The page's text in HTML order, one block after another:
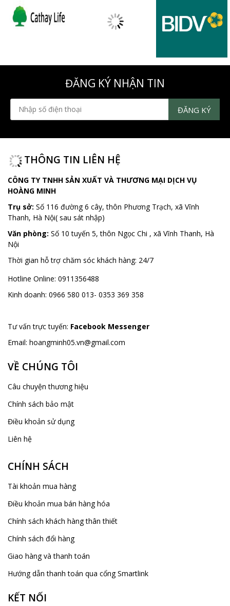
ĐĂNG KÝ NHẬN TIN
THÔNG TIN LIÊN HỆ
CÔNG TY TNHH SẢN XUẤT VÀ THƯƠNG MẠI DỊCH VỤ
HOÀNG MINH
Trụ sở: Số 116 đường 6 cây, thôn Phương Trạch, xã Vĩnh
Thanh, Hà Nội( sau sát nhập)
Văn phòng: Số 10 tuyến 5, thôn Ngọc Chi , xã Vĩnh Thanh, Hà
Nội
Thời gian hỗ trợ chăm sóc khách hàng: 24/7
Hotline Online: 0911356488
Kinh doanh: 0966 580 013- 0353 369 358
Tư vấn trực tuyến: Facebook Messenger
Email: hoangminh05.vn@gmail.com
VỀ CHÚNG TÔI
Câu chuyện thương hiệu
Chính sách bảo mật
Điều khoản sử dụng
Liên hệ
CHÍNH SÁCH
Tài khoản mua hàng
Điều khoản mua bán hàng hóa
Chính sách khách hàng thân thiết
Chính sách đổi hàng
Giao hàng và thanh toán
Hướng dẫn thanh toán qua cổng Smartlink
KẾT NỐI